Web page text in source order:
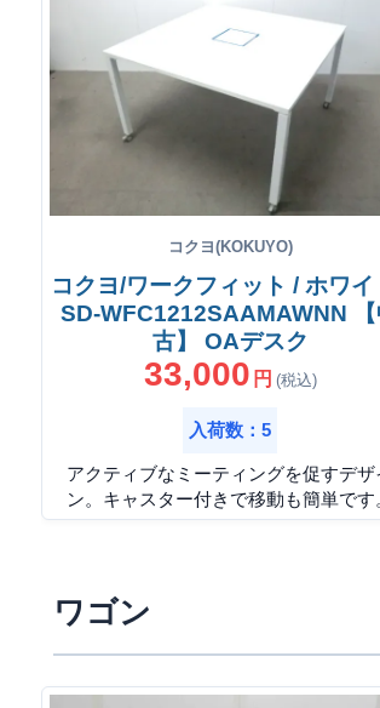
コクヨ(KOKUYO)
コクヨ/ワークフィット / ホワイ
SD-WFC1212SAAMAWNN 【
古】 OAデスク
33,000 円 (税込)
入荷数：5
アクティブなミーティングを促すデザ
ン。キャスター付きで移動も簡単です
ワゴン